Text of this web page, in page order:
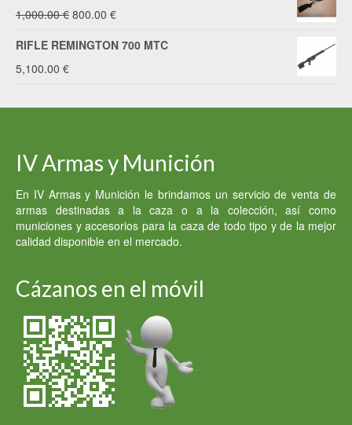
1,000.00€ El
precio
1,000.00 €.
800.00 €El
precio
800.00 €.
RIFLE REMINGTON 700 MTC
5,100.00 €
IV Armas y Munición
En IV Armas y Munición le brindamos un servicio de venta de
armas destinadas a la caza o a la colección, así como
municiones y accesorios para la caza de todo tipo y de la mejor
calidad disponible en el mercado.
Cázanos en el móvil